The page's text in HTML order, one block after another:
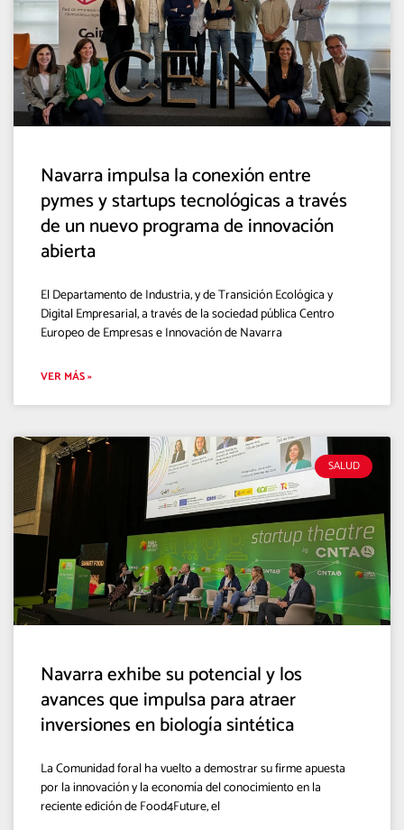
Navarra impulsa la conexión entre
pymes y startups tecnológicas a través
de un nuevo programa de innovación
abierta
El Departamento de Industria, y de Transición Ecológica y
Digital Empresarial, a través de la sociedad pública Centro
Europeo de Empresas e Innovación de Navarra
VER MÁS »
SALUD
Navarra exhibe su potencial y los
avances que impulsa para atraer
inversiones en biología sintética
La Comunidad foral ha vuelto a demostrar su firme apuesta
por la innovación y la economía del conocimiento en la
reciente edición de Food4Future, el